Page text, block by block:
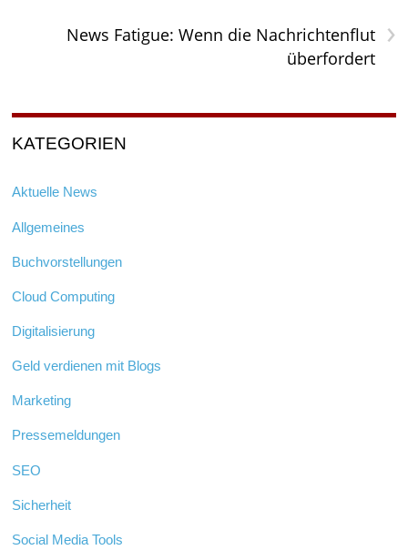
›
News Fatigue: Wenn die Nachrichtenflut
überfordert
KATEGORIEN
Aktuelle News
Allgemeines
Buchvorstellungen
Cloud Computing
Digitalisierung
Geld verdienen mit Blogs
Marketing
Pressemeldungen
SEO
Sicherheit
Social Media Tools